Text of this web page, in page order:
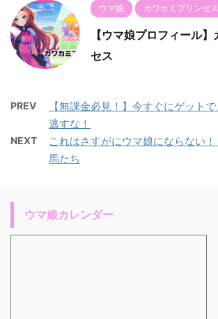
ウマ娘 カワカミプリンセス
【ウマ娘プロフィール
セス
PREV
【無課金必見！】今すぐにゲット
逃すな！
NEXT
これはさすがにウマ娘にならない
馬たち
ウマ娘カレンダー